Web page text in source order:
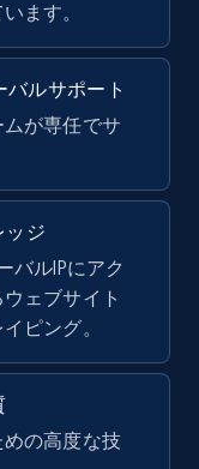
ライアル
and more.
ライアル
Date
ます。
ルサポート
が専任でサ
ッジ
バルIPにアク
ェブサイト
ピング。
の高度な技